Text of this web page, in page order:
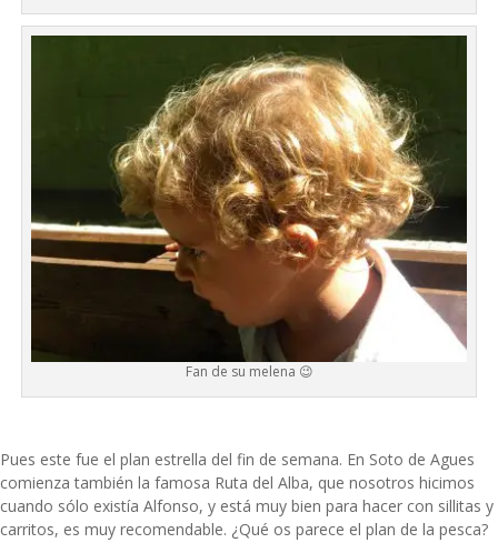
Fan de su melena 😉
Pues este fue el plan estrella del fin de semana. En Soto de Agues
comienza también la famosa Ruta del Alba, que nosotros hicimos
cuando sólo existía Alfonso, y está muy bien para hacer con sillitas y
carritos, es muy recomendable. ¿Qué os parece el plan de la pesca?